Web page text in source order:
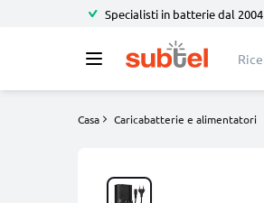
Specialisti in batterie dal 2004
Casa Caricabatterie e alimentatori